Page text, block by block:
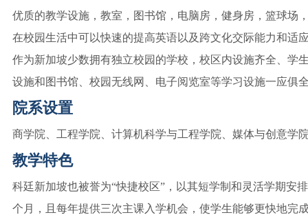
优质的教学设施，教室，图书馆，电脑房，健身房，篮球场
在校园生活中可以快速的提高英语以及跨文化交际能力和适
作为新加坡少数拥有独立校园的学校，校区内设施齐全、学
设施和图书馆、校园无线网、电子阅览室等学习设施一应俱
院系设置
商学院、工程学院、计算机科学与工程学院、媒体与创意学
教学特色
科廷新加坡也被誉为“快捷校区”，以其短学制和灵活学期安
个月，且每年提供三次主课入学机会，使学生能够更快地完